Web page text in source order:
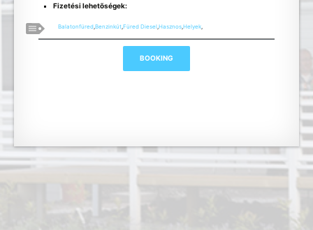
Fizetési lehetõségek:
Balatonfüred ,Benzinkút ,Füred Diesel ,Hasznos ,Helyek